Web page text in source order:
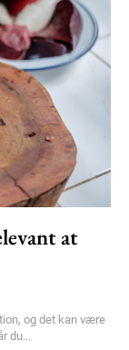
at
og det kan være
du...